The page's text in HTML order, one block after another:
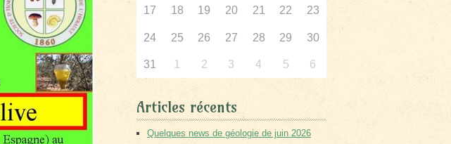
17 18 19 20 21 22 23
24 25 26 27 28 29 30
31 1 2 3 4 5 6
Articles récents
Quelques news de géologie de juin 2026